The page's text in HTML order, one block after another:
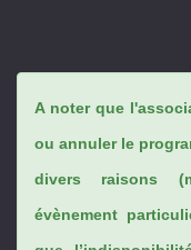
A noter que
ou annuler le
divers raisons
évènement